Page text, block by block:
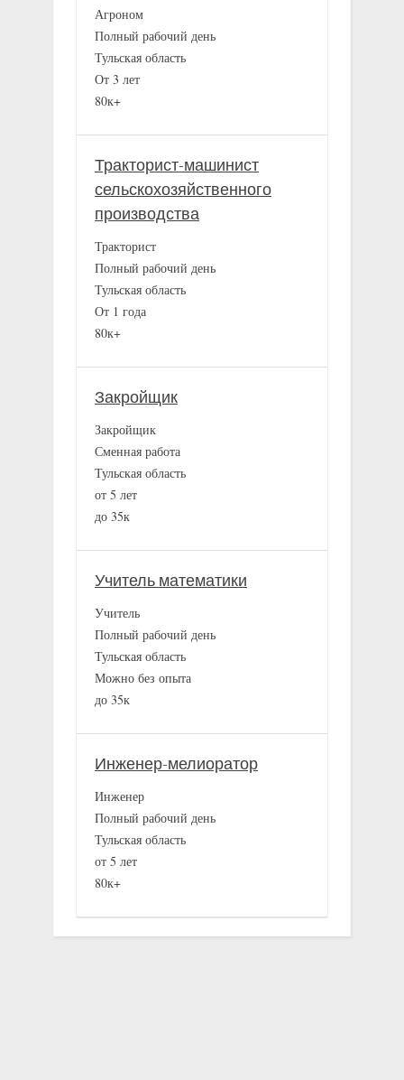
Агроном
Полный рабочий день
Тульская область
От 3 лет
80к+
Тракторист-машинист
сельскохозяйственного
производства
Тракторист
Полный рабочий день
Тульская область
От 1 года
80к+
Закройщик
Закройщик
Сменная работа
Тульская область
от 5 лет
до 35к
Учитель математики
Учитель
Полный рабочий день
Тульская область
Можно без опыта
до 35к
Инженер-мелиоратор
Инженер
Полный рабочий день
Тульская область
от 5 лет
80к+